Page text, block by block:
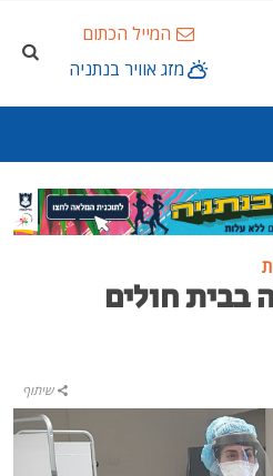
המייל הכתום
מזג אוויר בנתניה
בבית חולים
שיתוף